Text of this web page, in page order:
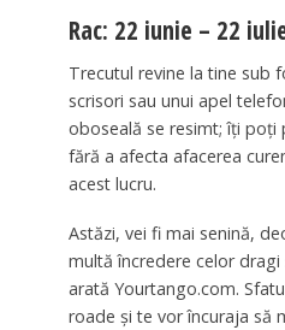
Rac: 22 iunie – 22
Trecutul revine la tine sub
scrisori sau unui apel
oboseală se resimt; îți poți
fără a afecta afacerea
acest lucru.
Astăzi, vei fi mai senină,
multă încredere celor
arată Yourtango.com.
roade și te vor încuraja să